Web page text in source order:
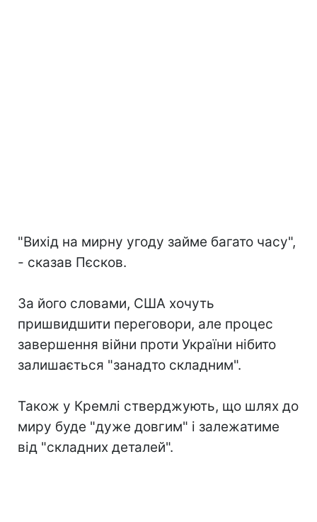
"Вихід на мирну угоду займе багато часу",
- сказав Пєсков.
За його словами, США хочуть
пришвидшити переговори, але процес
завершення війни проти України нібито
залишається "занадто складним".
Також у Кремлі стверджують, що шлях до
миру буде "дуже довгим" і залежатиме
від "складних деталей".